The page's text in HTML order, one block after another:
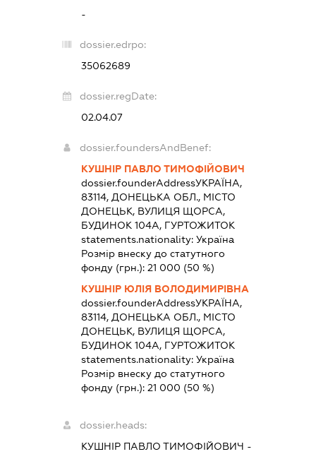
-
dossier.edrpo:
35062689
dossier.regDate:
02.04.07
dossier.foundersAndBenef:
КУШНІР ПАВЛО ТИМОФІЙОВИЧ
dossier.founderAddressУКРАЇНА,
83114, ДОНЕЦЬКА ОБЛ., МІСТО
ДОНЕЦЬК, ВУЛИЦЯ ЩОРСА,
БУДИНОК 104А, ГУРТОЖИТОК
statements.nationality:Україна
Розмір внеску до статутного
фонду (грн.):21 000 (50 %)
КУШНІР ЮЛІЯ ВОЛОДИМИРІВНА
dossier.founderAddressУКРАЇНА,
83114, ДОНЕЦЬКА ОБЛ., МІСТО
ДОНЕЦЬК, ВУЛИЦЯ ЩОРСА,
БУДИНОК 104А, ГУРТОЖИТОК
statements.nationality:Україна
Розмір внеску до статутного
фонду (грн.):21 000 (50 %)
dossier.heads:
КУШНІР ПАВЛО ТИМОФІЙОВИЧ -